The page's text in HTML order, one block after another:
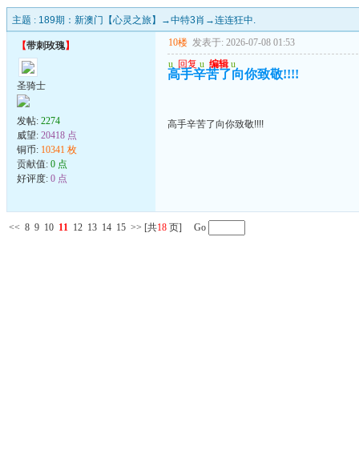
主题 : 189期：新澳门【心灵之旅】→中特3肖→连连狂中.
【带刺玫瑰】
圣骑士
发帖: 2274
威望: 20418 点
铜币: 10341 枚
贡献值: 0 点
好评度: 0 点
10楼 发表于: 2026-07-08 01:53
u 回复 u 编辑 u
高手辛苦了向你致敬!!!!
高手辛苦了向你致敬!!!!
<< 8 9 10 11 12 13 14 15 >> [共18 页] Go